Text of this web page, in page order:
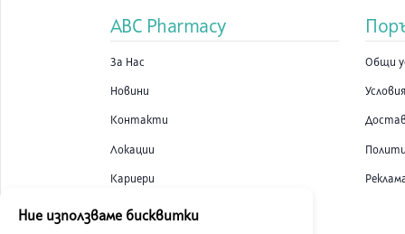
ABC Pharmacy
За Нас
Новини
Контакти
Локации
Кариери
Общи
Ние използваме бисквитки